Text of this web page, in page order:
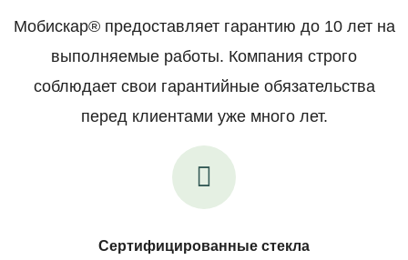
Мобискар® предоставляет гарантию до 10 лет на
выполняемые работы. Компания строго
соблюдает свои гарантийные обязательства
перед клиентами уже много лет.
Сертифицированные стекла